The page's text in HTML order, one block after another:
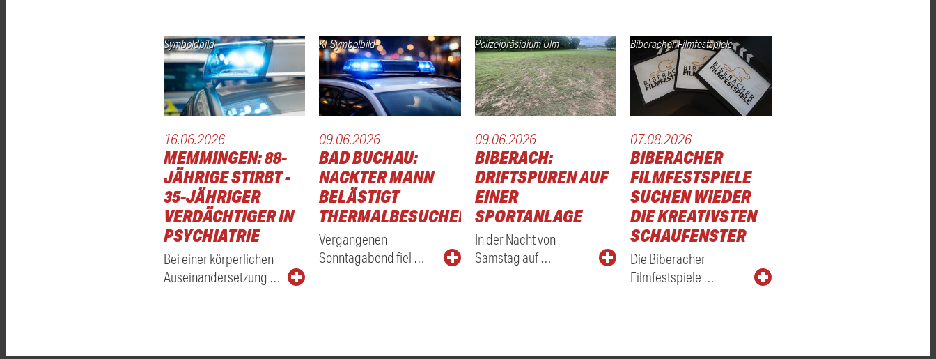
Symboldbild
16.06.2026
MEMMINGEN: 88-
JÄHRIGE STIRBT -
35-JÄHRIGER
VERDÄCHTIGER IN
PSYCHIATRIE
Bei einer körperlichen
Auseinandersetzung …
KI-Symbolbild
09.06.2026
BAD BUCHAU:
NACKTER MANN
BELÄSTIGT
THERMALBESUCHER
Vergangenen
Sonntagabend fiel …
Polizeipräsidium Ulm
09.06.2026
BIBERACH:
DRIFTSPUREN AUF
EINER
SPORTANLAGE
In der Nacht von
Samstag auf …
Biberacher Filmfestspiele
07.08.2026
BIBERACHER
FILMFESTSPIELE
SUCHEN WIEDER
DIE KREATIVSTEN
SCHAUFENSTER
Die Biberacher
Filmfestspiele …